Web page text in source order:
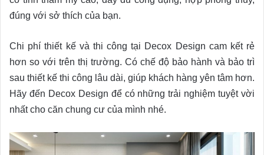
đúng với sở thích của bạn.
Chi phí thiết kế và thi công tại Decox Design cam kết rẻ
hơn so với trên thị trường. Có chế độ bảo hành và bảo trì
sau thiết kế thi công lâu dài, giúp khách hàng yên tâm hơn.
Hãy đến Decox Design để có những trải nghiệm tuyệt vời
nhất cho căn chung cư của mình nhé.